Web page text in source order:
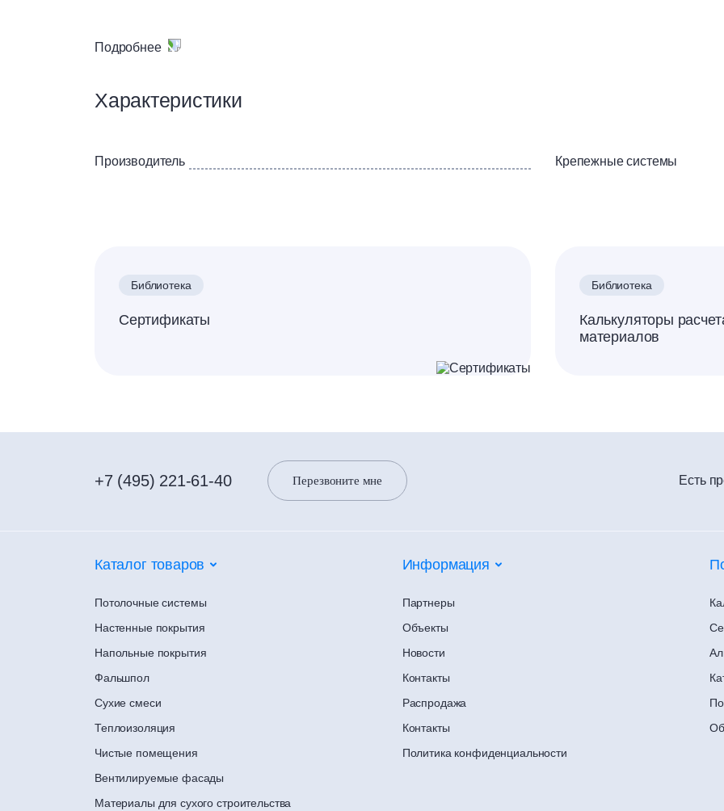
Подробнее
Характеристики
Производитель Крепежные системы
Библиотека
Сертификаты
Библиотека
Калькуляторы
материалов
+7 (495) 221-61-40 Перезвоните мне Есть
Каталог товаров
Потолочные системы
Настенные покрытия
Напольные покрытия
Фальшпол
Сухие смеси
Теплоизоляция
Чистые помещения
Вентилируемые фасады
Материалы для сухого строительства
Информация
Партнеры
Объекты
Новости
Контакты
Распродажа
Контакты
Политика конфиденциальности